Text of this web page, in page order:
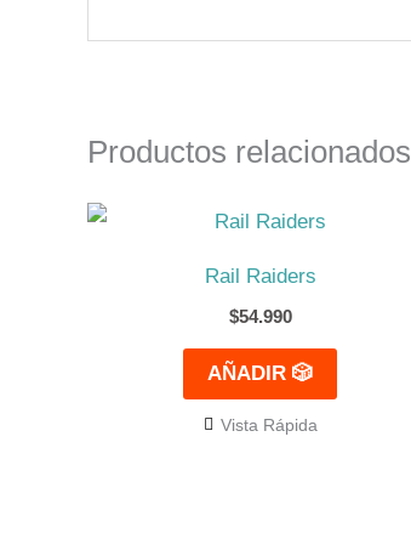
Productos relacionados
Rail Raiders
$54.990
AÑADIR 🎲
Vista Rápida